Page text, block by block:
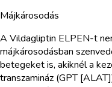
Májkárosodás
A Vildagliptin ELPEN-t
májkárosodásban
betegeket is, akiknél a
transzamináz (GPT